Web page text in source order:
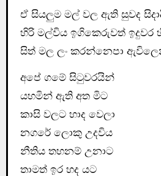
ඒ සියලුම මල් වල ඇති සුවද
හිරි මල්විය ඉගිකෙරුවත් ඉදුවර
සිත් මල ලං කරන්නෙපා
අපේ ගමේ සිටුවරයින්
යහමින් ඇති අත මිට
කාසි වලට හාද වෙලා
නගරේ ලොකු උදවිය
නීතිය තහනම් උනාට
තාමත් ඉර හද යට